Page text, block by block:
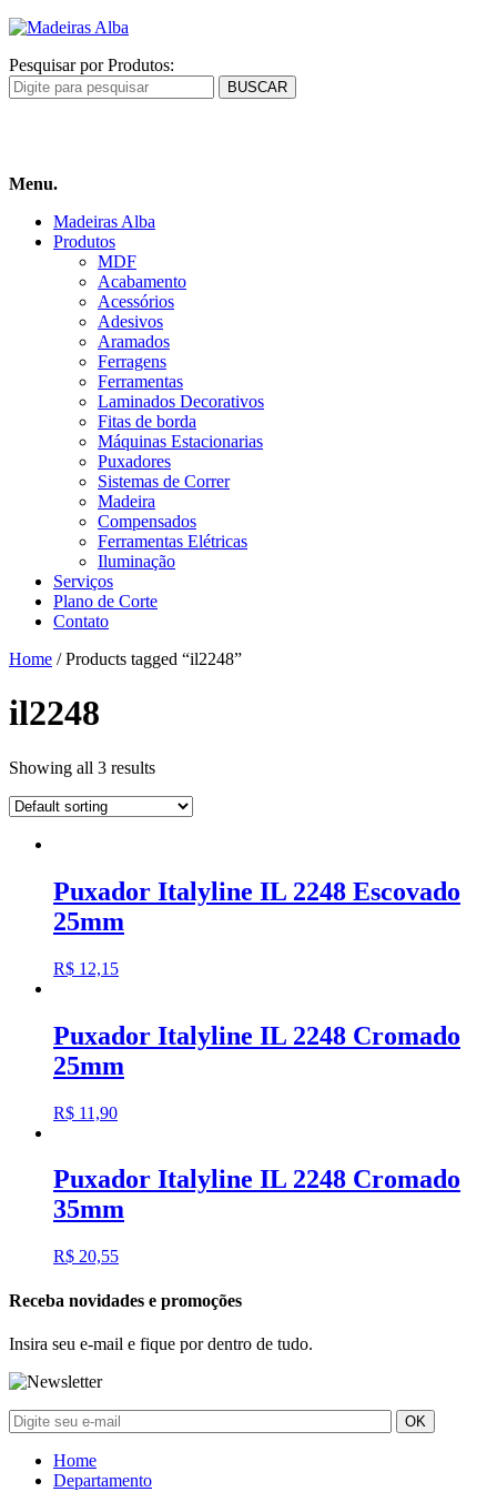
Pesquisar por Produtos:
Menu.
Madeiras Alba
Produtos
MDF
Acabamento
Acessórios
Adesivos
Aramados
Ferragens
Ferramentas
Laminados Decorativos
Fitas de borda
Máquinas Estacionarias
Puxadores
Sistemas de Correr
Madeira
Compensados
Ferramentas Elétricas
Iluminação
Serviços
Plano de Corte
Contato
Home / Products tagged “il2248”
il2248
Showing all 3 results
Puxador Italyline IL 2248 Escovado
25mm
R$ 12,15
Puxador Italyline IL 2248 Cromado
25mm
R$ 11,90
Puxador Italyline IL 2248 Cromado
35mm
R$ 20,55
Receba novidades e promoções
Insira seu e-mail e fique por dentro de tudo.
Home
Departamento